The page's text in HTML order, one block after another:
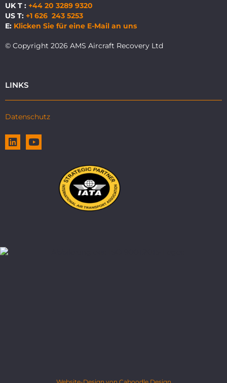
UK T : +44 20 3289 9320
US T: +1 626 243 5253
E: Klicken Sie für eine E-Mail an uns
© Copyright 2026 AMS Aircraft Recovery Ltd
LINKS
Datenschutz